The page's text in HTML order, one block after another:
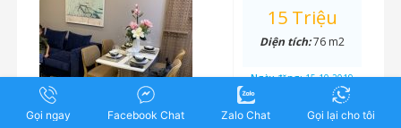
15 Triệu
Diện tích:76 m2
Ngày đăng:15-10-2019
Gọi ngay Facebook Chat Zalo Chat Gọi lại cho tôi